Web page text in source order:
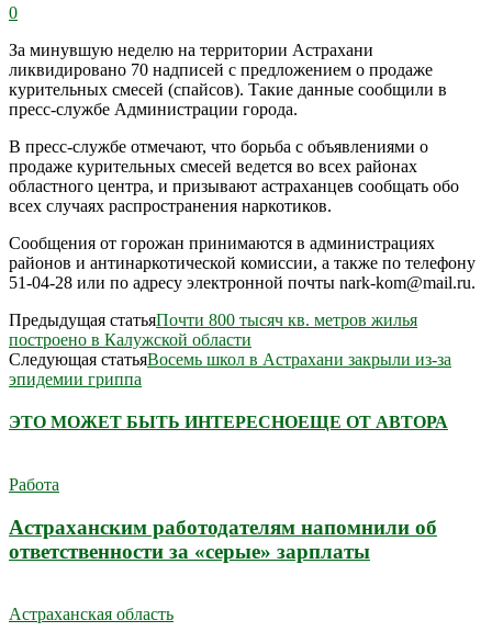
0
За минувшую неделю на территории Астрахани
ликвидировано 70 надписей с предложением о продаже
курительных смесей (спайсов). Такие данные сообщили в
пресс-службе Администрации города.
В пресс-службе отмечают, что борьба с объявлениями о
продаже курительных смесей ведется во всех районах
областного центра, и призывают астраханцев сообщать обо
всех случаях распространения наркотиков.
Сообщения от горожан принимаются в администрациях
районов и антинаркотической комиссии, а также по телефону
51-04-28 или по адресу электронной почты nark-kom@mail.ru.
Предыдущая статьяПочти 800 тысяч кв. метров жилья
построено в Калужской области
Следующая статьяВосемь школ в Астрахани закрыли из-за
эпидемии гриппа
ЭТО МОЖЕТ БЫТЬ ИНТЕРЕСНОЕЩЕ ОТ АВТОРА
Работа
Астраханским работодателям напомнили об
ответственности за «серые» зарплаты
Астраханская область